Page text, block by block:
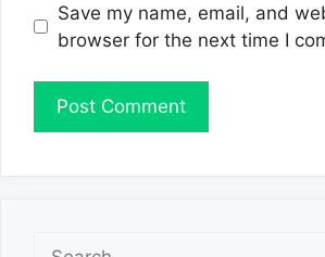
Save my name, email, and
browser for the next time I
Search